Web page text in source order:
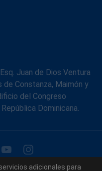
Juan de Dios Ventura
de Constanza, Maimón y
del Congreso
Dominicana.
de la República
adicionales para